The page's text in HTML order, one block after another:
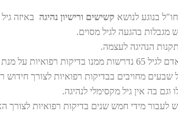
בנוגע לנושא קשישים ורישיון נהיגה באיזה
מגבלות בהגעה לגיל מסוים.
הנהיגה לעצמה.
את הרישיון.
שבעים מחויבים בבדיקות רפואיות לצורך חידוש
בה אין גיל מקסימלי לנהיגה.
מידי חמש שנים בדיקות רפואיות לצורך